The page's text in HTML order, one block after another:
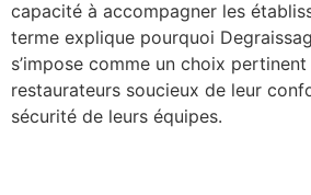
capacité à accompagner les
terme explique pourquoi
s’impose comme un choix
restaurateurs soucieux de leur
sécurité de leurs équipes.